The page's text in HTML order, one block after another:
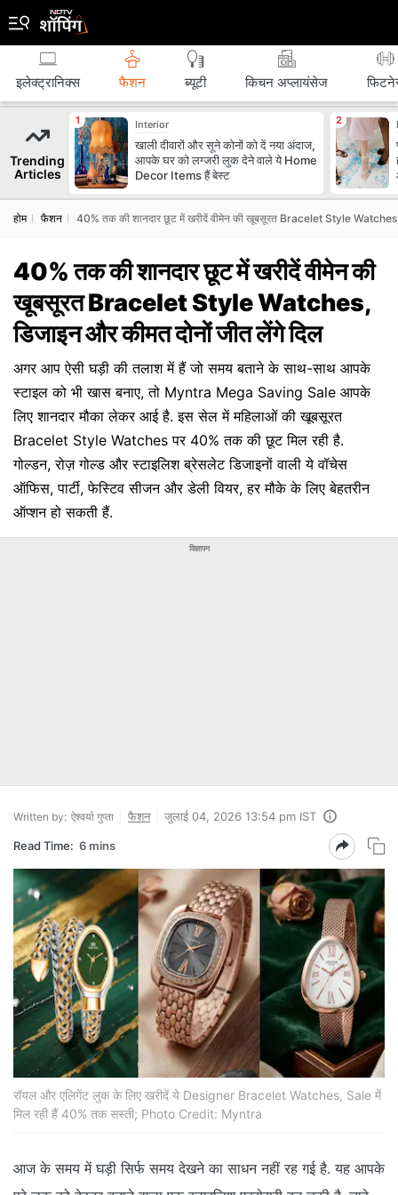
इलेक्ट्रानिक्स फैशन ब्‍यूटी किचन अप्लायंसेज
Trending
Articles
Interior
खाली दीवारों और सूने कोनों को दें नया अंदाज,
आपके घर को लग्जरी लुक देने वाले ये Home
Decor Items हैं बेस्ट
होम फैशन 40% तक की शानदार छूट में खरीदें वीमेन की खूबसूरत Bracelet Style Watches,
40% तक की शानदार छूट में खरीदें वीमेन की
खूबसूरत Bracelet Style Watches,
डिजाइन और कीमत दोनों जीत लेंगे दिल
अगर आप ऐसी घड़ी की तलाश में हैं जो समय बताने के साथ-साथ आपके
स्टाइल को भी खास बनाए, तो Myntra Mega Saving Sale आपके
लिए शानदार मौका लेकर आई है. इस सेल में महिलाओं की खूबसूरत
Bracelet Style Watches पर 40% तक की छूट मिल रही है.
गोल्डन, रोज़ गोल्ड और स्टाइलिश ब्रेसलेट डिजाइनों वाली ये वॉचेस
ऑफिस, पार्टी, फेस्टिव सीजन और डेली वियर, हर मौके के लिए बेहतरीन
ऑप्शन हो सकती हैं.
विज्ञापन
Written by: ऐश्वर्या गुप्ता फैशन जुलाई 04, 2026 13:54 pm IST
Read Time: 6 mins
रॉयल और एलिगेंट लुक के लिए खरीदें ये Designer Bracelet Watches, Sale में
मिल रही हैं 40% तक सस्ती; Photo Credit: Myntra
आज के समय में घड़ी सिर्फ समय देखने का साधन नहीं रह गई है. यह आपके